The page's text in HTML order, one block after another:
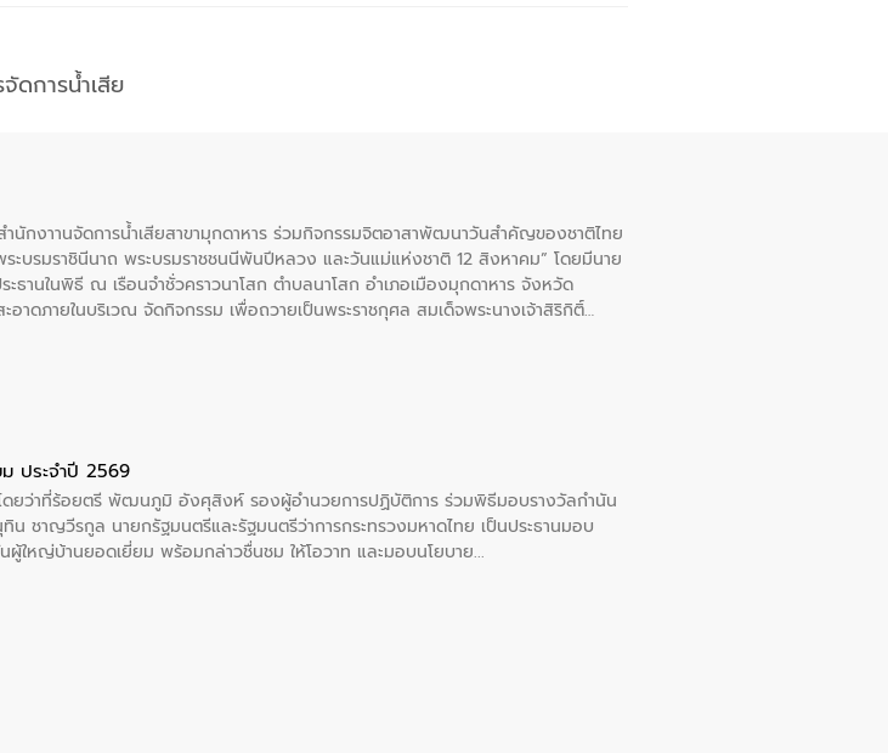
ดการน้ำเสีย
กงาานจัดการน้ำเสียสาขามุกดาหาร ร่วมกิจกรรมจิตอาสาพัฒนาวันสําคัญของชาติไทย
ะบรมราชินีนาถ พระบรมราชชนนีพันปีหลวง และวันแม่แห่งชาติ 12 สิงหาคม” โดยมีนาย
ธานในพิธี ณ เรือนจําชั่วคราวนาโสก ตําบลนาโสก อําเภอเมืองมุกดาหาร จังหวัด
อาดภายในบริเวณ จัดกิจกรรม เพื่อถวายเป็นพระราชกุศล สมเด็จพระนางเจ้าสิริกิติ์
วายสัจปฏิญาณ ทำความดีด้วยหัวใจ
ประจำปี 2569
ยว่าที่ร้อยตรี พัฒนภูมิ อังศุสิงห์ รองผู้อำนวยการปฏิบัติการ ร่วมพิธีมอบรางวัลกำนัน
ชาญวีรกูล นายกรัฐมนตรีและรัฐมนตรีว่าการกระทรวงมหาดไทย เป็นประธานมอบ
ใหญ่บ้านยอดเยี่ยม พร้อมกล่าวชื่นชม ให้โอวาท และมอบนโยบาย